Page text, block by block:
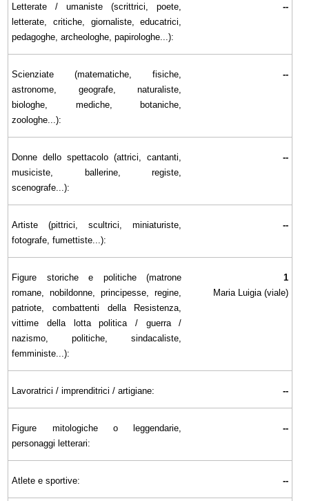
Letterate / umaniste (scrittrici, poete,
letterate, critiche, giornaliste, educatrici,
pedagoghe, archeologhe, papirologhe...):
--
Scienziate (matematiche, fisiche,
astronome, geografe, naturaliste,
biologhe, mediche, botaniche,
zoologhe...):
--
Donne dello spettacolo (attrici, cantanti,
musiciste, ballerine, registe,
scenografe...):
--
Artiste (pittrici, scultrici, miniaturiste,
fotografe, fumettiste...):
--
Figure storiche e politiche (matrone
romane, nobildonne, principesse, regine,
patriote, combattenti della Resistenza,
vittime della lotta politica / guerra /
nazismo, politiche, sindacaliste,
femministe...):
1
Maria Luigia (viale)
Lavoratrici / imprenditrici / artigiane: --
Figure mitologiche o leggendarie,
personaggi letterari:
--
Atlete e sportive: --